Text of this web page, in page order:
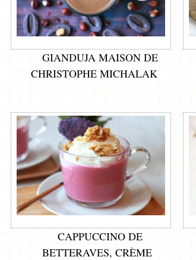
GIANDUJA MAISON DE
CHRISTOPHE MICHALAK
CAPPUCCINO DE
BETTERAVES, CRÈME